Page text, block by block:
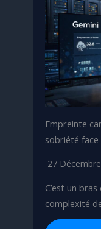
Empreinte
sobriété face
27
C’est un
complexité